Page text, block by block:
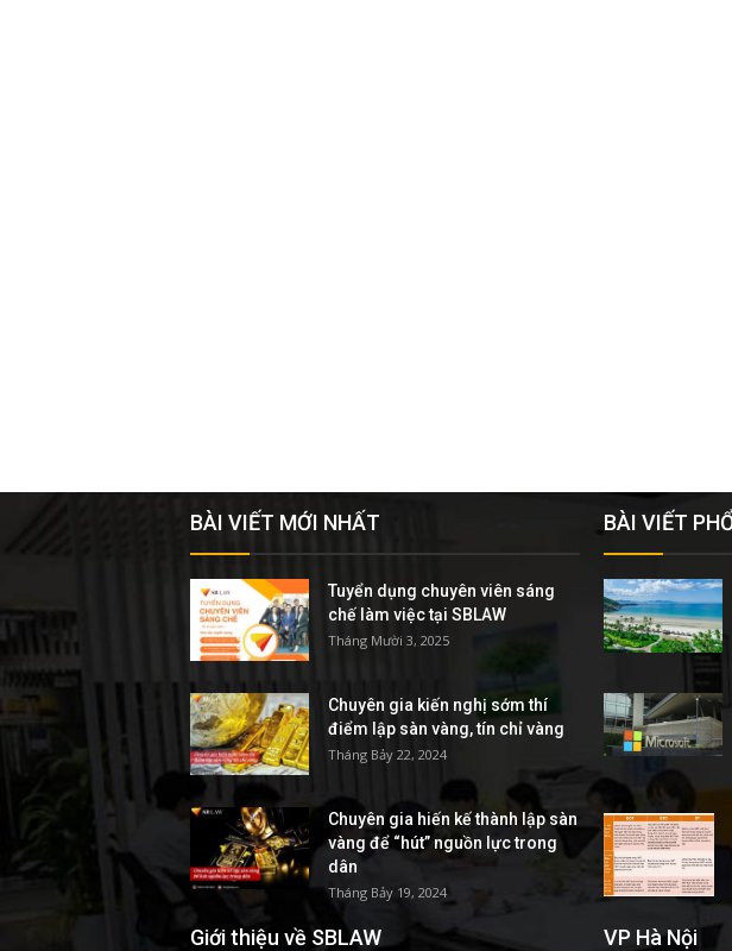
BÀI VIẾT MỚI NHẤT
Tuyển dụng chuyên viên sáng
chế làm việc tại SBLAW
Tháng Mười 3, 2025
Chuyên gia kiến nghị sớm thí
điểm lập sàn vàng, tín chỉ vàng
Tháng Bảy 22, 2024
Chuyên gia hiến kế thành lập sàn
vàng để “hút” nguồn lực trong
dân
Tháng Bảy 19, 2024
Giới thiệu về SBLAW
BÀI VIẾT
VP Hà Nội